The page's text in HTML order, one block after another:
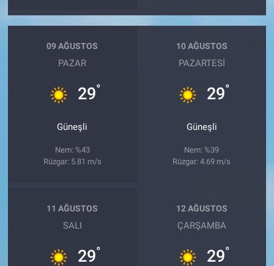
09 AĞUSTOS
PAZAR
29°
Güneşli
Nem: %43
Rüzgar: 5.81 m/s
10 AĞUSTOS
PAZARTESI
29°
Güneşli
Nem: %39
Rüzgar: 4.69 m/s
11 AĞUSTOS
SALI
29°
12 AĞUSTOS
ÇARŞAMBA
29°